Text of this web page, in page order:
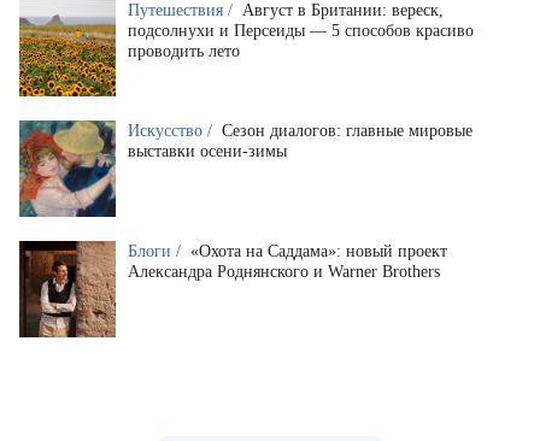
Путешествия / Август в Британии: вереск,
подсолнухи и Персеиды — 5 способов красиво
проводить лето
Искусство / Сезон диалогов: главные мировые
выставки осени-зимы
Блоги / «Охота на Саддама»: новый проект
Александра Роднянского и Warner Brothers